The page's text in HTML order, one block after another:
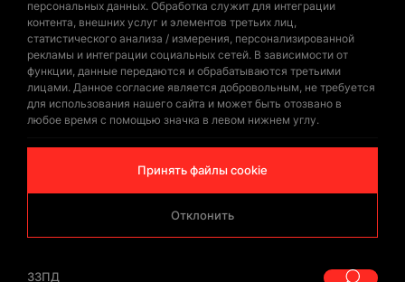
bilgi@trendbayrak.com
Uğur Mumcu Mah. Eski Edirne Asfaltı
Cad. No : 554-556 İç Kapı NO: 1
SULTANGAZİ /İSTANBUL
персональных данных. Обработка служит для интеграции
контента, внешних услуг и элементов третьих лиц,
статистического анализа / измерения, персонализированной
рекламы и интеграции социальных сетей. В зависимости от
функции, данные передаются и обрабатываются третьими
лицами. Данное согласие является добровольным, не требуется
для использования нашего сайта и может быть отозвано в
любое время с помощью значка в левом нижнем углу.
Принять файлы cookie
Отклонить
ЗЗПД